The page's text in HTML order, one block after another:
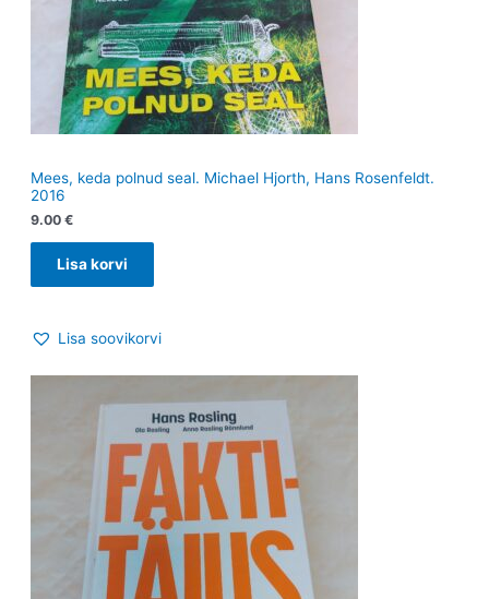
Mees, keda polnud seal. Michael Hjorth, Hans Rosenfeldt.
2016
9.00 €
Lisa korvi
Lisa soovikorvi